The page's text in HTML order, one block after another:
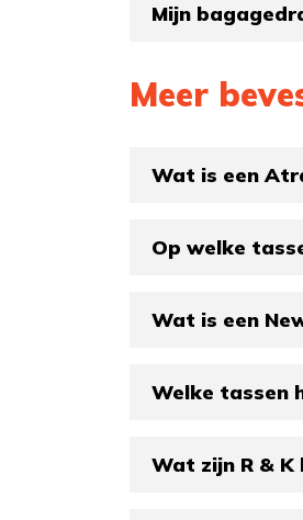
Mijn
Meer
Wat is een
Op welke
Wat is een
Welke tassen
Wat zijn R & K